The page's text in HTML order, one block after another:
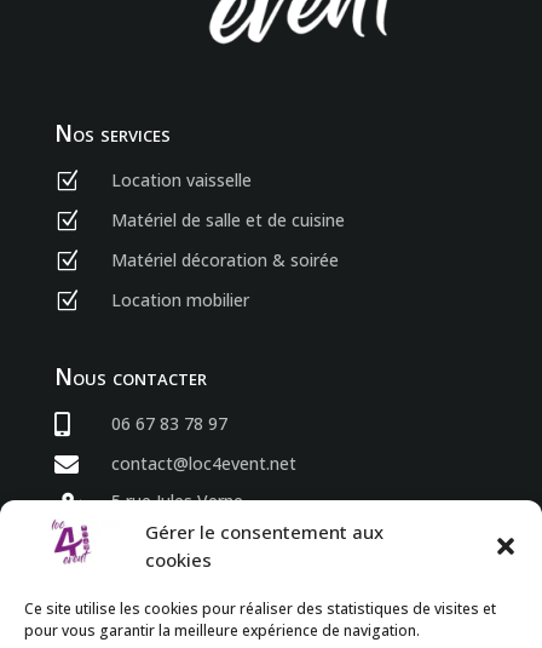
Gérer le consentement aux
cookies
Ce site utilise les cookies pour réaliser des statistiques de visites et
pour vous garantir la meilleure expérience de navigation.
Nos services
Z Location vaisselle
Z Matériel de salle et de cuisine
Z Matériel décoration & soirée
Z Location mobilier
Nous contacter
 06 67 83 78 97
 contact@loc4event.net

5 rue Jules Verne
86800 Sèvres Anxaumont
 du lundi au vendredi